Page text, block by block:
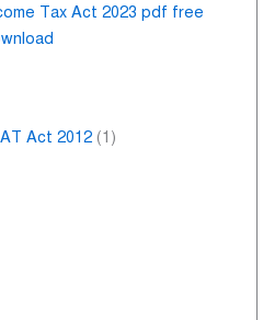
Tax Act 2023 pdf free
Act 2012 (1)